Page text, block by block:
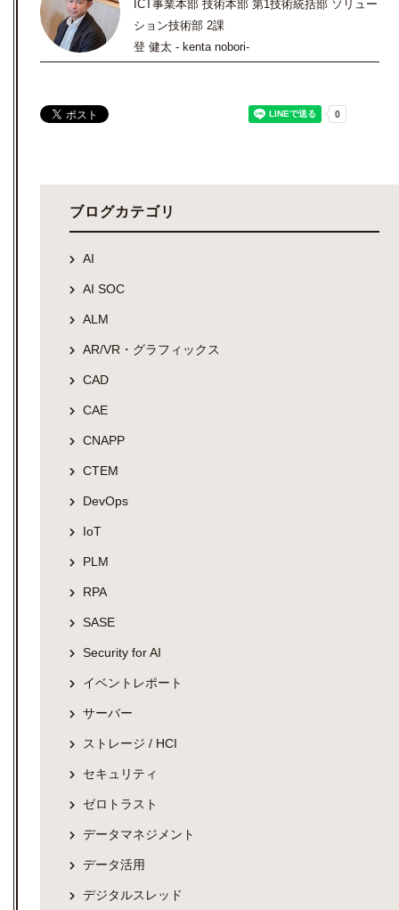
ICT事業本部 技術本部 第1技術統括部 ソリュー
ション技術部 2課
登 健太 - kenta nobori-
ブログカテゴリ
AI
AI SOC
ALM
AR/VR・グラフィックス
CAD
CAE
CNAPP
CTEM
DevOps
IoT
PLM
RPA
SASE
Security for AI
イベントレポート
サーバー
ストレージ / HCI
セキュリティ
ゼロトラスト
データマネジメント
データ活用
デジタルスレッド